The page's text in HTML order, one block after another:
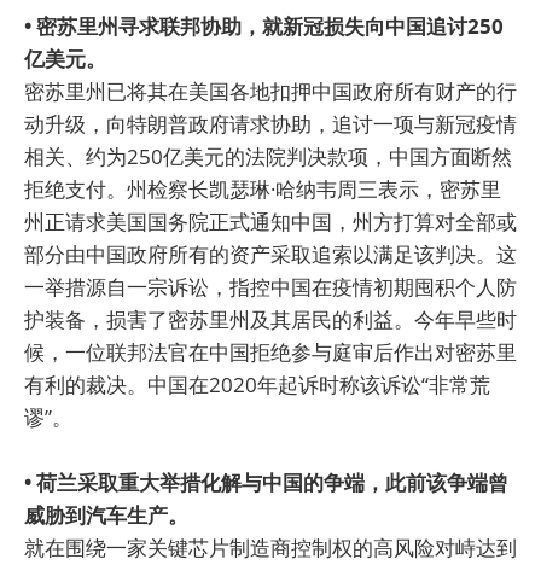
• 密苏里州寻求联邦协助，就新冠损失向中国追讨250
亿美元。
密苏里州已将其在美国各地扣押中国政府所有财产的行
动升级，向特朗普政府请求协助，追讨一项与新冠疫情
相关、约为250亿美元的法院判决款项，中国方面断然
拒绝支付。州检察长凯瑟琳·哈纳韦周三表示，密苏里
州正请求美国国务院正式通知中国，州方打算对全部或
部分由中国政府所有的资产采取追索以满足该判决。这
一举措源自一宗诉讼，指控中国在疫情初期囤积个人防
护装备，损害了密苏里州及其居民的利益。今年早些时
候，一位联邦法官在中国拒绝参与庭审后作出对密苏里
有利的裁决。中国在2020年起诉时称该诉讼“非常荒
谬”。
• 荷兰采取重大举措化解与中国的争端，此前该争端曾
威胁到汽车生产。
就在围绕一家关键芯片制造商控制权的高风险对峙达到